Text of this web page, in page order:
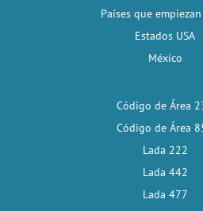
Países que
Estados USA
México
Código de Área
Código de Área
Lada 222
Lada 442
Lada 477